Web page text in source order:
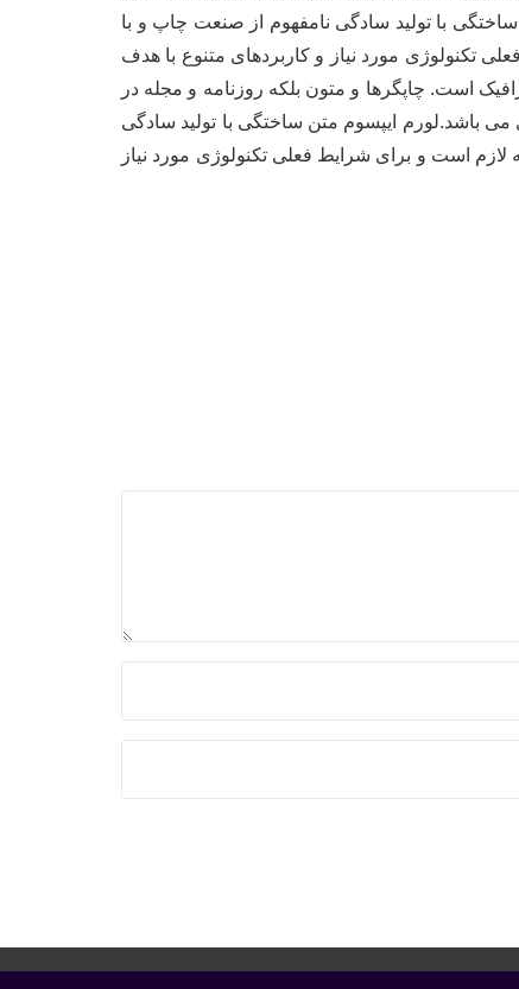
با تولید سادگی نامفهوم از صنعت چاپ و با
تکنولوژی مورد نیاز و کاربردهای متنوع با هدف
است. چاپگرها و متون بلکه روزنامه و مجله در
می باشد.لورم ایپسوم متن ساختگی با تولید سادگی
است و برای شرایط فعلی تکنولوژی مورد نیاز